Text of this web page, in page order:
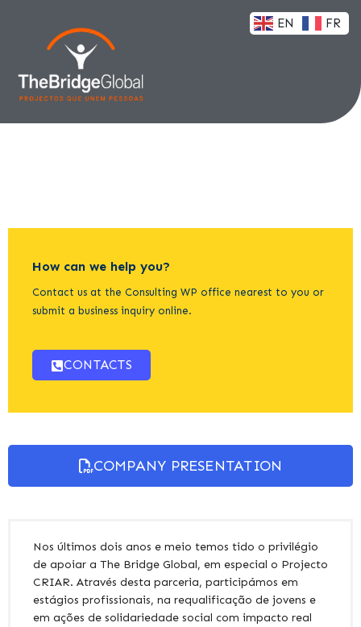
How can we help you?
Contact us at the Consulting WP office nearest to you or
submit a business inquiry online.
CONTACTS
COMPANY PRESENTATION
Nos últimos dois anos e meio temos tido o privilégio
de apoiar a The Bridge Global, em especial o Projecto
CRIAR. Através desta parceria, participámos em
estágios profissionais, na requalificação de jovens e
em ações de solidariedade social com impacto real
EN FR